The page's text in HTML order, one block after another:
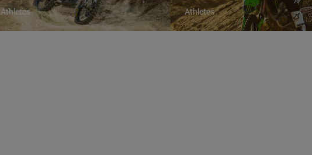
Athletes Athletes